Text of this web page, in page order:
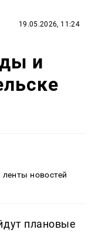
19.05.2026, 11:24
и
ленты новостей
плановые